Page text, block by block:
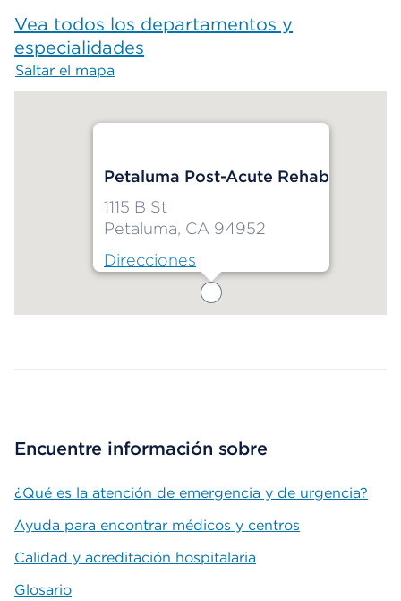
Vea todos los departamentos y
especialidades
Saltar el mapa
Petaluma Post-Acute Rehab
1115 B St
Petaluma, CA 94952
Direcciones
Encuentre información sobre
¿Qué es la atención de emergencia y de urgencia?
Ayuda para encontrar médicos y centros
Calidad y acreditación hospitalaria
Glosario